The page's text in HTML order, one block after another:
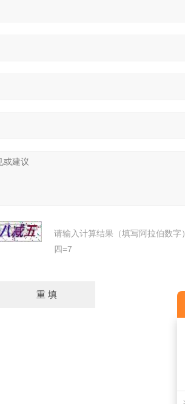
请输入计算结果（填写阿拉伯数字
四=7